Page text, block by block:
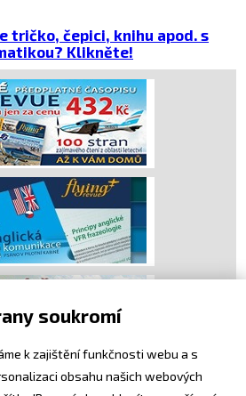
tričko, čepici, knihu apod. s
Klikněte!
soukromí
k zajištění funkčnosti webu a s
obsahu našich webových